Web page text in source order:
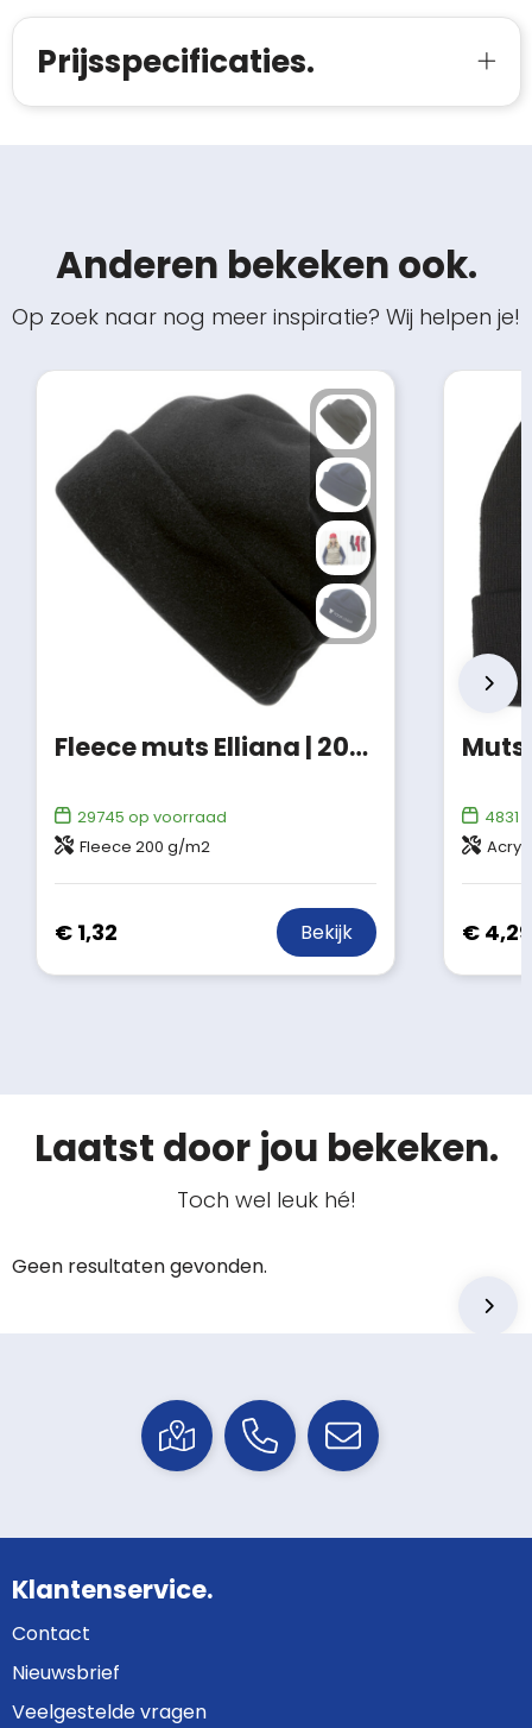
Prijsspecificaties.
Anderen bekeken ook.
Op zoek naar nog meer inspiratie? Wij helpen je!
Fleece muts Elliana | 200 g/m²
29745 op voorraad
Fleece 200 g/m2
€ 1,32 Bekijk
4831
Acryl
€ 4,29
Laatst door jou bekeken.
Toch wel leuk hé!
Geen resultaten gevonden.
Klantenservice.
Contact
Nieuwsbrief
Veelgestelde vragen